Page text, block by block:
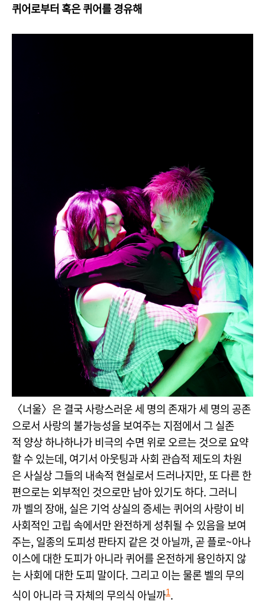
퀴어로부터 혹은 퀴어를 경유해
〈너울〉은 결국 사랑스러운 세 명의 존재가 세 명의 공존
으로서 사랑의 불가능성을 보여주는 지점에서 그 실존
적 양상 하나하나가 비극의 수면 위로 오르는 것으로 요약
할 수 있는데, 여기서 아웃팅과 사회 관습적 제도의 차원
은 사실상 그들의 내속적 현실로서 드러나지만, 또 다른 한
편으로는 외부적인 것으로만 남아 있기도 하다. 그러니
까 벨의 장애, 실은 기억 상실의 증세는 퀴어의 사랑이 비
사회적인 고립 속에서만 완전하게 성취될 수 있음을 보여
주는, 일종의 도피성 판타지 같은 것 아닐까, 곧 플로~아나
이스에 대한 도피가 아니라 퀴어를 온전하게 용인하지 않
는 사회에 대한 도피 말이다. 그리고 이는 물론 벨의 무의
식이 아니라 극 자체의 무의식 아닐까1.